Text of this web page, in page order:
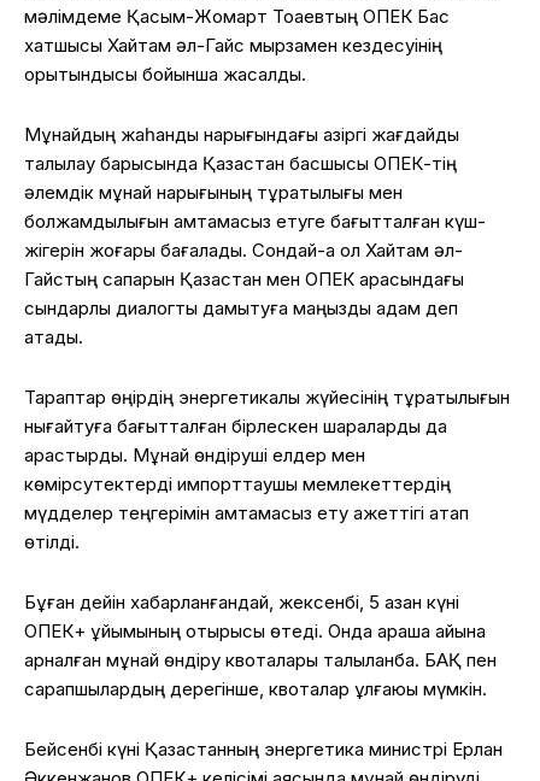
мәлімдеме Қасым-Жомарт Тоқаевтың ОПЕК Бас
хатшысы Хайтам әл-Гайс мырзамен кездесуінің
қорытындысы бойынша жасалды.
Мұнайдың жаһандық нарығындағы қазіргі жағдайды
талқылау барысында Қазақстан басшысы ОПЕК-тің
әлемдік мұнай нарығының тұрақтылығы мен
болжамдылығын қамтамасыз етуге бағытталған күш-
жігерін жоғары бағалады. Сондай-ақ ол Хайтам әл-
Гайстың сапарын Қазақстан мен ОПЕК арасындағы
сындарлы диалогты дамытуға маңызды қадам деп
атады.
Тараптар өңірдің энергетикалық жүйесінің тұрақтылығын
нығайтуға бағытталған бірлескен шараларды да
қарастырды. Мұнай өндіруші елдер мен
көмірсутектерді импорттаушы мемлекеттердің
мүдделер теңгерімін қамтамасыз ету қажеттігі атап
өтілді.
Бұған дейін хабарланғандай, жексенбі, 5 қазан күні
ОПЕК+ ұйымының отырысы өтеді. Онда қараша айына
арналған мұнай өндіру квоталары талқыланбақ. БАҚ пен
сарапшылардың дерегінше, квоталар ұлғаюы мүмкін.
Бейсенбі күні Қазақстанның энергетика министрі Ерлан